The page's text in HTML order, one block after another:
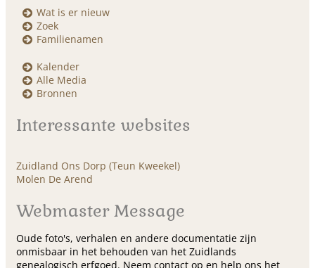
Wat is er nieuw
Zoek
Familienamen
Kalender
Alle Media
Bronnen
Interessante websites
Zuidland Ons Dorp (Teun Kweekel)
Molen De Arend
Webmaster Message
Oude foto's, verhalen en andere documentatie zijn
onmisbaar in het behouden van het Zuidlands
genealogisch erfgoed. Neem contact op en help ons het